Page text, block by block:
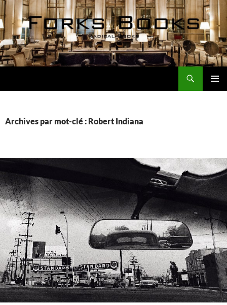
Aller
au
contenu
Archives par mot-clé : Robert Indiana